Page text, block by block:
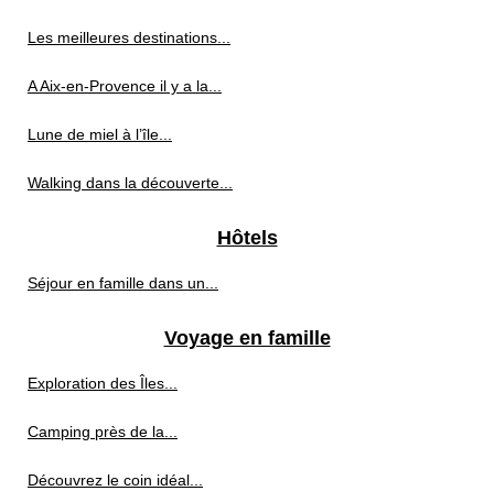
Les meilleures destinations...
A Aix-en-Provence il y a la...
Lune de miel à l’île...
Walking dans la découverte...
Hôtels
Séjour en famille dans un...
Voyage en famille
Exploration des Îles...
Camping près de la...
Découvrez le coin idéal...